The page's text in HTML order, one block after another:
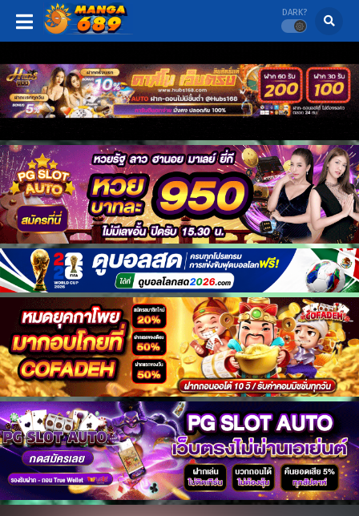
DARK?